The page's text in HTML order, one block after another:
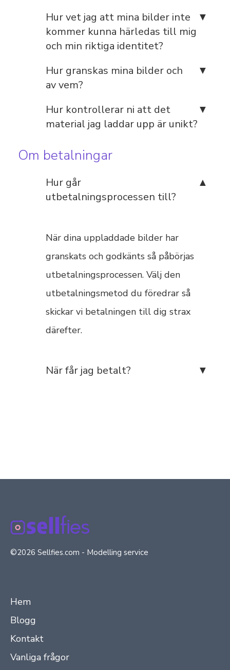
Hur vet jag att mina bilder inte
kommer kunna härledas till mig
och min riktiga identitet?
Hur granskas mina bilder och
av vem?
Hur kontrollerar ni att det
material jag laddar upp är unikt?
Om betalningar
Hur går
utbetalningsprocessen till?
När dina uppladdade bilder har
granskats och godkänts så påbörjas
utbetalningsprocessen. Välj den
utbetalningsmetod du föredrar så
skickar vi betalningen till dig strax
därefter.
När får jag betalt?
©2026 Sellfies.com - Modelling service
Hem
Blogg
Kontakt
Vanliga frågor